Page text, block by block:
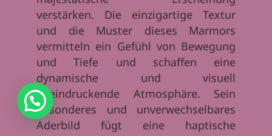
verstärken. Die einzigartige Textur
und die Muster dieses Marmors
vermitteln ein Gefühl von Bewegung
und Tiefe und schaffen eine
dynamische und visuell
beeindruckende Atmosphäre. Sein
besonderes und unverwechselbares
Aderbild fügt eine haptische